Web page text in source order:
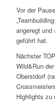
Vor der
angeregt und
geführt hat.
Nächster
Wild&Run
Oberstdorf
Highlights zu